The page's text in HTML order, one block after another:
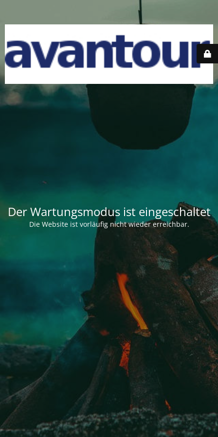
Der Wartungsmodus ist eingeschaltet
Die Website ist vorläufig nicht wieder erreichbar.